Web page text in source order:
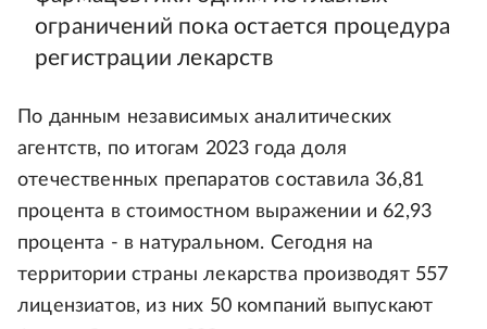
ограничений пока остается процедура
регистрации лекарств
По данным независимых аналитических
агентств, по итогам 2023 года доля
отечественных препаратов составила 36,81
процента в стоимостном выражении и 62,93
процента - в натуральном. Сегодня на
территории страны лекарства производят 557
лицензиатов, из них 50 компаний выпускают